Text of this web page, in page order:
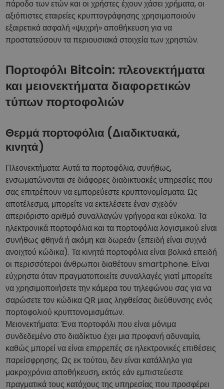
πάροδο των ετών και οι χρήστες έχουν χάσει χρήματα, οι
αξιόπιστες εταιρείες κρυπτογράφησης χρησιμοποιούν
εξαιρετικά ασφαλή «ψυχρή» αποθήκευση για να
προστατεύσουν τα περιουσιακά στοιχεία των χρηστών.
Πορτοφόλι Bitcoin: πλεονεκτήματα
και μειονεκτήματα διαφορετικών
τύπων πορτοφολιών
Θερμά πορτοφόλια (Διαδικτυακά,
κινητά)
Πλεονεκτήματα: Αυτά τα πορτοφόλια, συνήθως,
ενσωματώνονται σε διάφορες διαδικτυακές υπηρεσίες που
σας επιτρέπουν να εμπορεύεστε κρυπτονομίσματα. Ως
αποτέλεσμα, μπορείτε να εκτελέσετε έναν σχεδόν
απεριόριστο αριθμό συναλλαγών γρήγορα και εύκολα. Τα
ηλεκτρονικά πορτοφόλια και τα πορτοφόλια λογισμικού είναι
συνήθως φθηνά ή ακόμη και δωρεάν (επειδή είναι συχνά
ανοιχτού κώδικα). Τα κινητά πορτοφόλια είναι βολικά επειδή
οι περισσότεροι άνθρωποι διαθέτουν smartphone. Είναι
εύχρηστα όταν πραγματοποιείτε συναλλαγές γιατί μπορείτε
να χρησιμοποιήσετε την κάμερα του τηλεφώνου σας για να
σαρώσετε τον κώδικα QR μιας ληφθείσας διεύθυνσης ενός
πορτοφολιού κρυπτονομισμάτων.
Μειονεκτήματα: Ένα πορτοφόλι που είναι μόνιμα
συνδεδεμένο στο διαδίκτυο έχει μια προφανή αδυναμία,
καθώς μπορεί να είναι επιρρεπές σε ηλεκτρονικές επιθέσεις
παρείσφρησης. Ως εκ τούτου, δεν είναι κατάλληλο για
μακροχρόνια αποθήκευση, εκτός εάν εμπιστεύεστε
πραγματικά τους κατόχους της υπηρεσίας που προσφέρει